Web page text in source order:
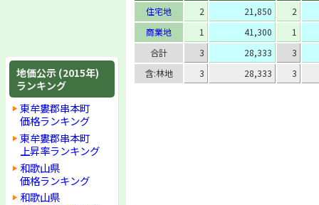
地価公示 (2015年)
ランキング
東牟婁郡串本町
価格ランキング
東牟婁郡串本町
上昇率ランキング
和歌山県
価格ランキング
和歌山県
住宅地
2 21,850
2
商業地
1 41,300
1
合計
3 28,333
3
含:林地
3 28,333 3